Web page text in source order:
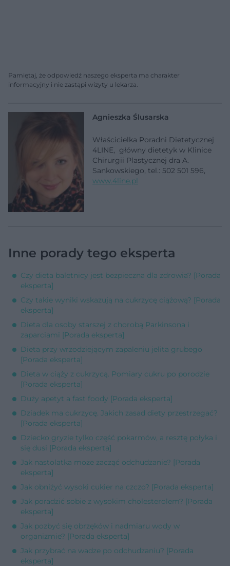
Pamiętaj, że odpowiedź naszego eksperta ma charakter
informacyjny i nie zastąpi wizyty u lekarza.
Agnieszka Ślusarska
Właścicielka Poradni Dietetycznej
4LINE, główny dietetyk w Klinice
Chirurgii Plastycznej dra A.
Sankowskiego, tel.: 502 501 596,
www.4line.pl
Inne porady tego eksperta
Czy dieta baletnicy jest bezpieczna dla zdrowia? [Porada
eksperta]
Czy takie wyniki wskazują na cukrzycę ciążową? [Porada
eksperta]
Dieta dla osoby starszej z chorobą Parkinsona i
zaparciami [Porada eksperta]
Dieta przy wrzodziejącym zapaleniu jelita grubego
[Porada eksperta]
Dieta w ciąży z cukrzycą. Pomiary cukru po porodzie
[Porada eksperta]
Duży apetyt a fast foody [Porada eksperta]
Dziadek ma cukrzycę. Jakich zasad diety przestrzegać?
[Porada eksperta]
Dziecko gryzie tylko część pokarmów, a resztę połyka i
się dusi [Porada eksperta]
Jak nastolatka może zacząć odchudzanie? [Porada
eksperta]
Jak obniżyć wysoki cukier na czczo? [Porada eksperta]
Jak poradzić sobie z wysokim cholesterolem? [Porada
eksperta]
Jak pozbyć się obrzęków i nadmiaru wody w
organizmie? [Porada eksperta]
Jak przybrać na wadze po odchudzaniu? [Porada
eksperta]